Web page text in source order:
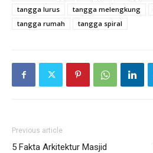
tangga lurus
tangga melengkung
tangga rumah
tangga spiral
Previous article
5 Fakta Arkitektur Masjid